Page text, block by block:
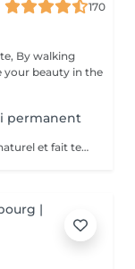
170
your beauty in the
permanent
Gainage =base renforcé qui protège l'ongle naturel et fait tenir plus longtemps . Semi-permanente =couleur qui tient 3-4semaines